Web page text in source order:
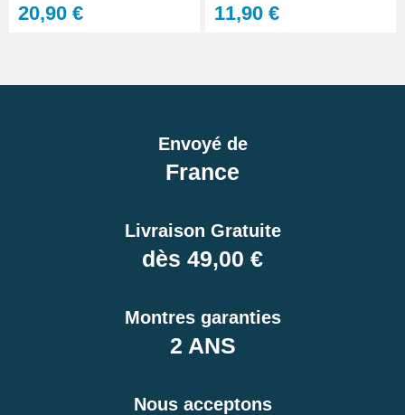
20,90 € 11,90 €
Envoyé de
France
Livraison Gratuite
dès 49,00 €
Montres garanties
2 ANS
Nous acceptons